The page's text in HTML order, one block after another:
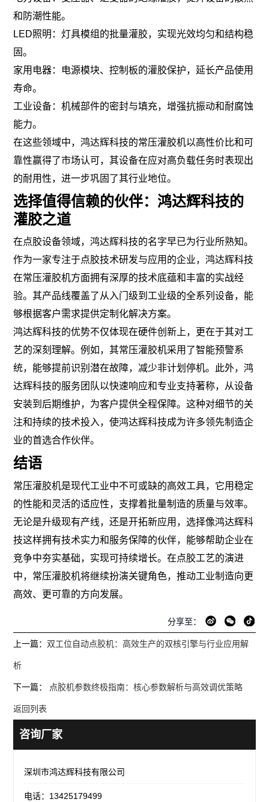
和防潮性能。
LED照明：灯具模组的批量灌胶，实现光效均匀和结构稳
固。
家用电器：电源模块、控制板的灌胶保护，延长产品使用
寿命。
工业设备：机械部件的密封与填充，增强抗振动和耐腐蚀
能力。
在这些领域中，鸿达辉科技的常压灌胶机以高性价比和可
靠性赢得了市场认可，其设备在应对高负载任务时表现出
的耐用性，进一步巩固了其行业地位。
选择值得信赖的伙伴：鸿达辉科技的
灌胶之道
在点胶设备领域，鸿达辉科技的名字早已为行业所熟知。
作为一家专注于点胶技术研发与应用的企业，鸿达辉科技
在常压灌胶机方面拥有深厚的技术底蕴和丰富的实战经
验。其产品线覆盖了从入门级到工业级的全系列设备，能
够根据客户需求提供定制化解决方案。
鸿达辉科技的优势不仅体现在硬件创新上，更在于其对工
艺的深刻理解。例如，其常压灌胶机采用了智能预警系
统，能够提前识别潜在故障，减少非计划停机。此外，鸿
达辉科技的服务团队以快速响应和专业支持著称，从设备
安装到后期维护，为客户提供全程保障。这种对细节的关
注和持续的技术投入，使鸿达辉科技成为许多领先制造企
业的首选合作伙伴。
结语
常压灌胶机是现代工业中不可或缺的高效工具，它用稳定
的性能和灵活的适应性，支撑着批量制造的质量与效率。
无论是升级现有产线，还是开拓新应用，选择像鸿达辉科
技这样拥有技术实力和服务保障的伙伴，能够帮助企业在
竞争中夯实基础，实现可持续增长。在点胶工艺的演进
中，常压灌胶机将继续扮演关键角色，推动工业制造向更
高效、更可靠的方向发展。
分享至：
上一篇： 双工位自动点胶机：高效生产的双核引擎与行业应用解
析
下一篇： 点胶机参数终极指南：核心参数解析与高效调优策略
返回列表
咨询厂家
深圳市鸿达辉科技有限公司
电话：13425179499